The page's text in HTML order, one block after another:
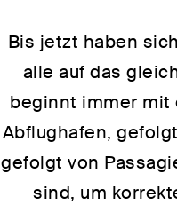
Bis jetzt haben
alle auf das
beginnt immer mit
Abflughafen,
gefolgt von
sind, um